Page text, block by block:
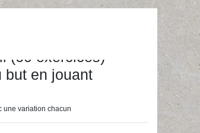
(60 exercices) -
but en jouant
une variation chacun